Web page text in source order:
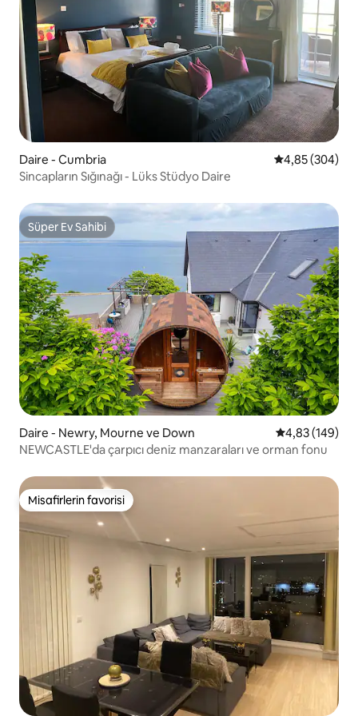
Daire - Cumbria 5 üzerinden
4,85 (304)
Sincapların Sığınağı - Lüks Stüdyo Daire
Süper Ev Sahibi
Süper Ev Sahibi
Daire - Newry, Mourne ve Down 5 üzerinden
4,83 (149)
NEWCASTLE'da çarpıcı deniz manzaraları ve orman fonu
Misafirlerin favorisi
Misafirlerin favorisi